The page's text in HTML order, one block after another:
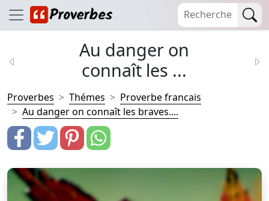
Au danger on
connaît les ...
Proverbes Thémes
Proverbe francais
Au danger on connaît les braves....